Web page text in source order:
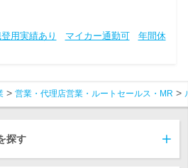
用実績あり マイカー通勤可
年間休
営業・代理店営業・ルートセールス・MR
探す